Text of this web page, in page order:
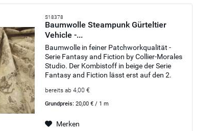
S18378
Baumwolle Steampunk Gürteltier
Vehicle -...
Baumwolle in feiner Patchworkqualität -
Serie Fantasy and Fiction by Collier-Morales
Studio. Der Kombistoff in beige der Serie
Fantasy and Fiction lässt erst auf den 2.
Wunderbar kombinierbar...
bereits ab 4,00 €
Grundpreis:20,00 € / 1 m
Merken